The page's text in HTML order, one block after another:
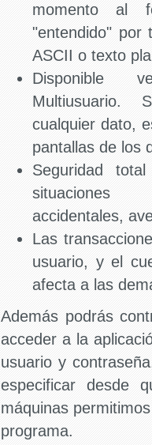
momento al
"entendido" por
ASCII o texto
Disponible
Multiusuario.
cualquier dato,
pantallas de los
Seguridad
situaciones
accidentales,
Las
usuario, y el
afecta a las
Además podrás
acceder a la
usuario y
especificar desde
máquinas
programa.